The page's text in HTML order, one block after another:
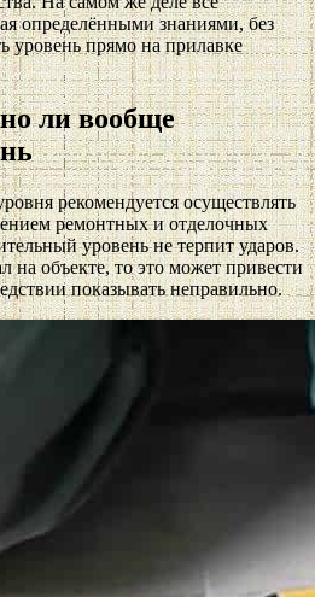
определёнными знаниями, без
уровень прямо на прилавке
ли вообще
рекомендуется осуществлять
ремонтных и отделочных
уровень не терпит ударов.
на объекте, то это может привести
показывать неправильно.